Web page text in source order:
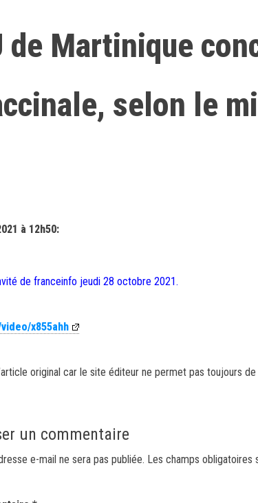
de Martinique
selon le
à 12h50:
de franceinfo jeudi 28 octobre 2021.
x855ahh
original car le site éditeur ne permet pas toujours
un commentaire
e-mail ne sera pas publiée. Les champs obligatoires